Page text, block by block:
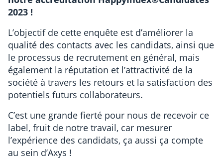
2023 !
L’objectif de cette enquête est d’améliorer la
qualité des contacts avec les candidats, ainsi que
le processus de recrutement en général, mais
également la réputation et l’attractivité de la
société à travers les retours et la satisfaction des
potentiels futurs collaborateurs.
C’est une grande fierté pour nous de recevoir ce
label, fruit de notre travail, car mesurer
l’expérience des candidats, ça aussi ça compte
au sein d’Axys !